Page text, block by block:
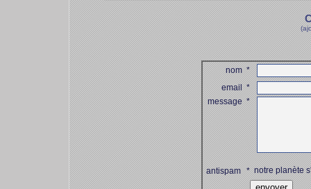
nom*
email*
message*
antispam *notre planète